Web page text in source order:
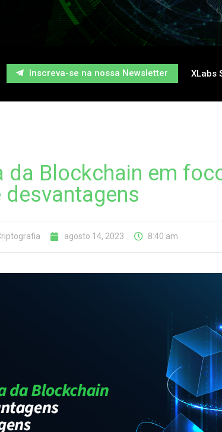
Inscreva-se na nossa Newsletter XLabs
da Blockchain em
agosto 14, 2023 8:40 am